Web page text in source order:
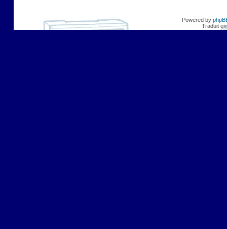
Powered by
Traduit